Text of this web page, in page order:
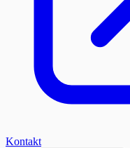
Kontakt